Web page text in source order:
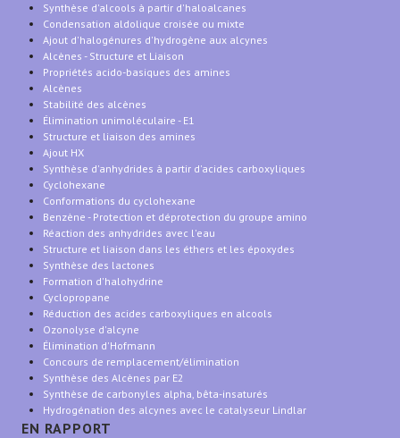
Synthèse d'alcools à partir d'haloalcanes
Condensation aldolique croisée ou mixte
Ajout d'halogénures d'hydrogène aux alcynes
Alcènes - Structure et Liaison
Propriétés acido-basiques des amines
Alcènes
Stabilité des alcènes
Élimination unimoléculaire - E1
Structure et liaison des amines
Ajout HX
Synthèse d'anhydrides à partir d'acides carboxyliques
Cyclohexane
Conformations du cyclohexane
Benzène - Protection et déprotection du groupe amino
Réaction des anhydrides avec l'eau
Structure et liaison dans les éthers et les époxydes
Synthèse des lactones
Formation d'halohydrine
Cyclopropane
Réduction des acides carboxyliques en alcools
Ozonolyse d'alcyne
Élimination d'Hofmann
Concours de remplacement/élimination
Synthèse des Alcènes par E2
Synthèse de carbonyles alpha, bêta-insaturés
Hydrogénation des alcynes avec le catalyseur Lindlar
EN RAPPORT